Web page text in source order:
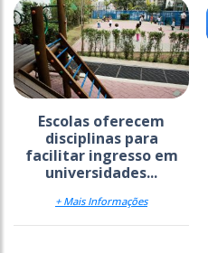
Escolas oferecem
disciplinas para
facilitar ingresso em
universidades...
+ Mais Informações